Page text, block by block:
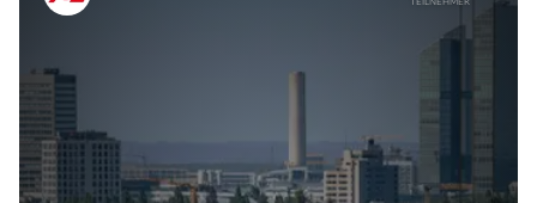
Überspringen